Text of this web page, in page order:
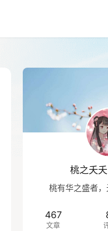
桃之夭夭
桃有华之盛者，
467
文章